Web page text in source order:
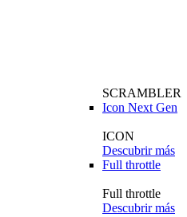
SCRAMBLER
Icon Next Gen
ICON
Descubrir más
Full throttle
Full throttle
Descubrir más